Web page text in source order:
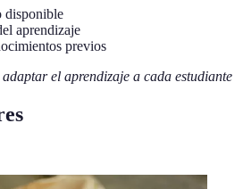
disponible
aprendizaje
previos
el aprendizaje a cada estudiante